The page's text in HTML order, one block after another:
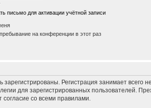
письмо для активации учётной записи
на конференции в этот раз
Регистрация занимает всего
для зарегистрированных пользователей.
со всеми правилами.